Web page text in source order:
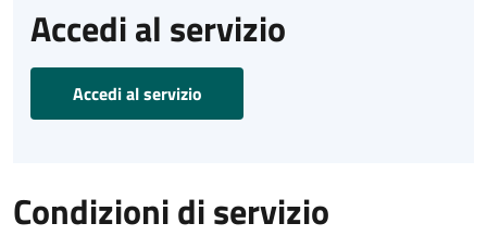
Accedi al servizio
Accedi al servizio
Condizioni di servizio